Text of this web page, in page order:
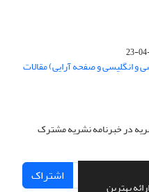
بهترین
و انگلیسی و صفحه آرایی) مقالات
در خبرنامه نشریه مشترک
اشتراک